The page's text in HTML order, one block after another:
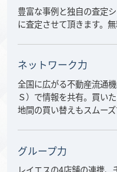
豊富な事例と独自の査定
に査定させて頂きます。無
ネットワーク力
全国に広がる不動産流通
Ｓ）で情報を共有。買い
地間の買い替えもスムーズ
グループ力
レイエスの4店舗の連携